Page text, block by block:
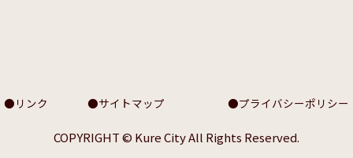
リンク サイトマップ プライバシーポリシー
COPYRIGHT © Kure City All Rights Reserved.